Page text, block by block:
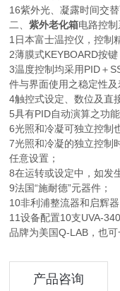
16紫外光、凝露时间交替
二、紫外老化箱电路控
1日本富士温控仪，控制
2薄膜式KEYBOARD按键
3温度控制均采用PID＋
件与界面使用之稳定性及
4触控式设定、数位及直
5具有PID自动演算之功
6光照和冷凝可独立控制
7光照和冷凝的独立控制
任意设置；
8在运转或设定中，如发
9法国“施耐德”元器件；
10非利浦整流器和启辉
11设备配置10支UVA-
品牌为美国Q-LAB，也可
产品咨询